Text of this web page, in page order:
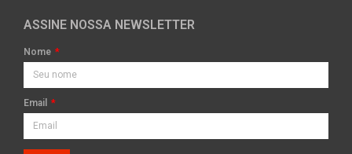
ASSINE NOSSA NEWSLETTER
Nome
Email